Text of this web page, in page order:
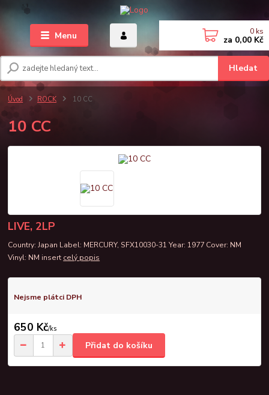
Menu
Hledat
0 ks
za 0,00 Kč
Úvod ROCK 10 CC
10 CC
LIVE, 2LP
Country: Japan Label: MERCURY, SFX10030-31 Year: 1977 Cover: NM
Vinyl: NM insert celý popis
Nejsme plátci DPH
650 Kč/ks
Přidat do košíku